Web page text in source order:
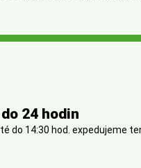
24 hodin
do 14:30 hod. expedujeme